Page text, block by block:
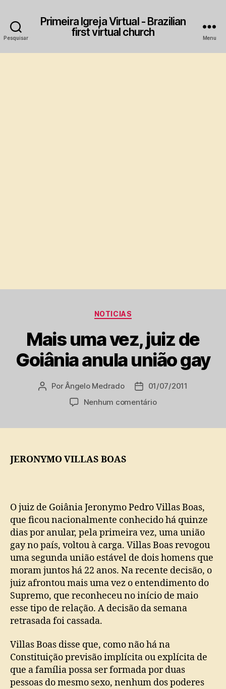
Pesquisar
Primeira Igreja Virtual - Brazilian
first virtual church
Menu
Categorias
NOTICIAS
Mais uma vez, juiz de
Goiânia anula união gay
Autor
PorÂngelo Medrado
Data
de
01/07/2011
Nenhum comentárioem
gay
JERONYMO VILLAS BOAS
O juiz de Goiânia Jeronymo Pedro Villas Boas,
que ficou nacionalmente conhecido há quinze
dias por anular, pela primeira vez, uma união
gay no país, voltou à carga. Villas Boas revogou
uma segunda união estável de dois homens que
moram juntos há 22 anos. Na recente decisão, o
juiz afrontou mais uma vez o entendimento do
Supremo, que reconheceu no início de maio
esse tipo de relação. A decisão da semana
retrasada foi cassada.
Villas Boas disse que, como não há na
Constituição previsão implícita ou explícita de
que a família possa ser formada por duas
pessoas do mesmo sexo, nenhum dos poderes